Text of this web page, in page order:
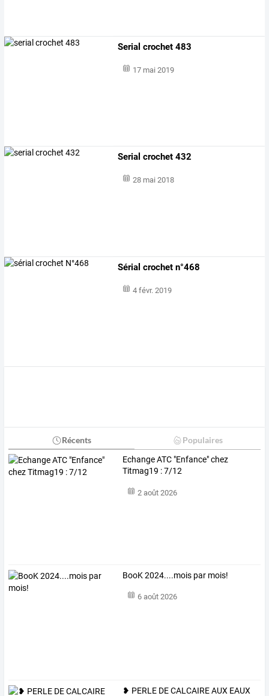
Serial crochet 483
17 mai 2019
Serial crochet 432
28 mai 2018
Sérial crochet n°468
4 févr. 2019
Récents Populaires
Echange ATC "Enfance" chez
Titmag19 : 7/12
2 août 2026
BooK 2024....mois par mois!
6 août 2026
❥ PERLE DE CALCAIRE AUX EAUX